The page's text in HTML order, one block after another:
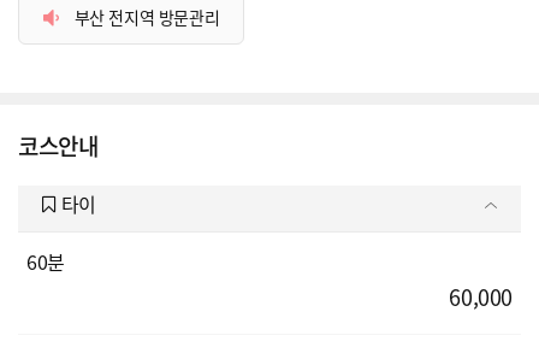
부산 전지역 방문관리
코스안내
타이
60분
60,000